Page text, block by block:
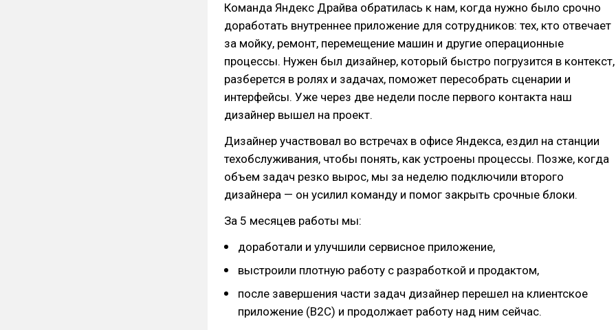
Команда Яндекс Драйва обратилась к нам, когда нужно было срочно
доработать внутреннее приложение для сотрудников: тех, кто отвечает
за мойку, ремонт, перемещение машин и другие операционные
процессы. Нужен был дизайнер, который быстро погрузится в контекст,
разберется в ролях и задачах, поможет пересобрать сценарии и
интерфейсы. Уже через две недели после первого контакта наш
дизайнер вышел на проект.
Дизайнер участвовал во встречах в офисе Яндекса, ездил на станции
техобслуживания, чтобы понять, как устроены процессы. Позже, когда
объем задач резко вырос, мы за неделю подключили второго
дизайнера — он усилил команду и помог закрыть срочные блоки.
За 5 месяцев работы мы:
доработали и улучшили сервисное приложение,
выстроили плотную работу с разработкой и продактом,
после завершения части задач дизайнер перешел на клиентское
приложение (B2C) и продолжает работу над ним сейчас.